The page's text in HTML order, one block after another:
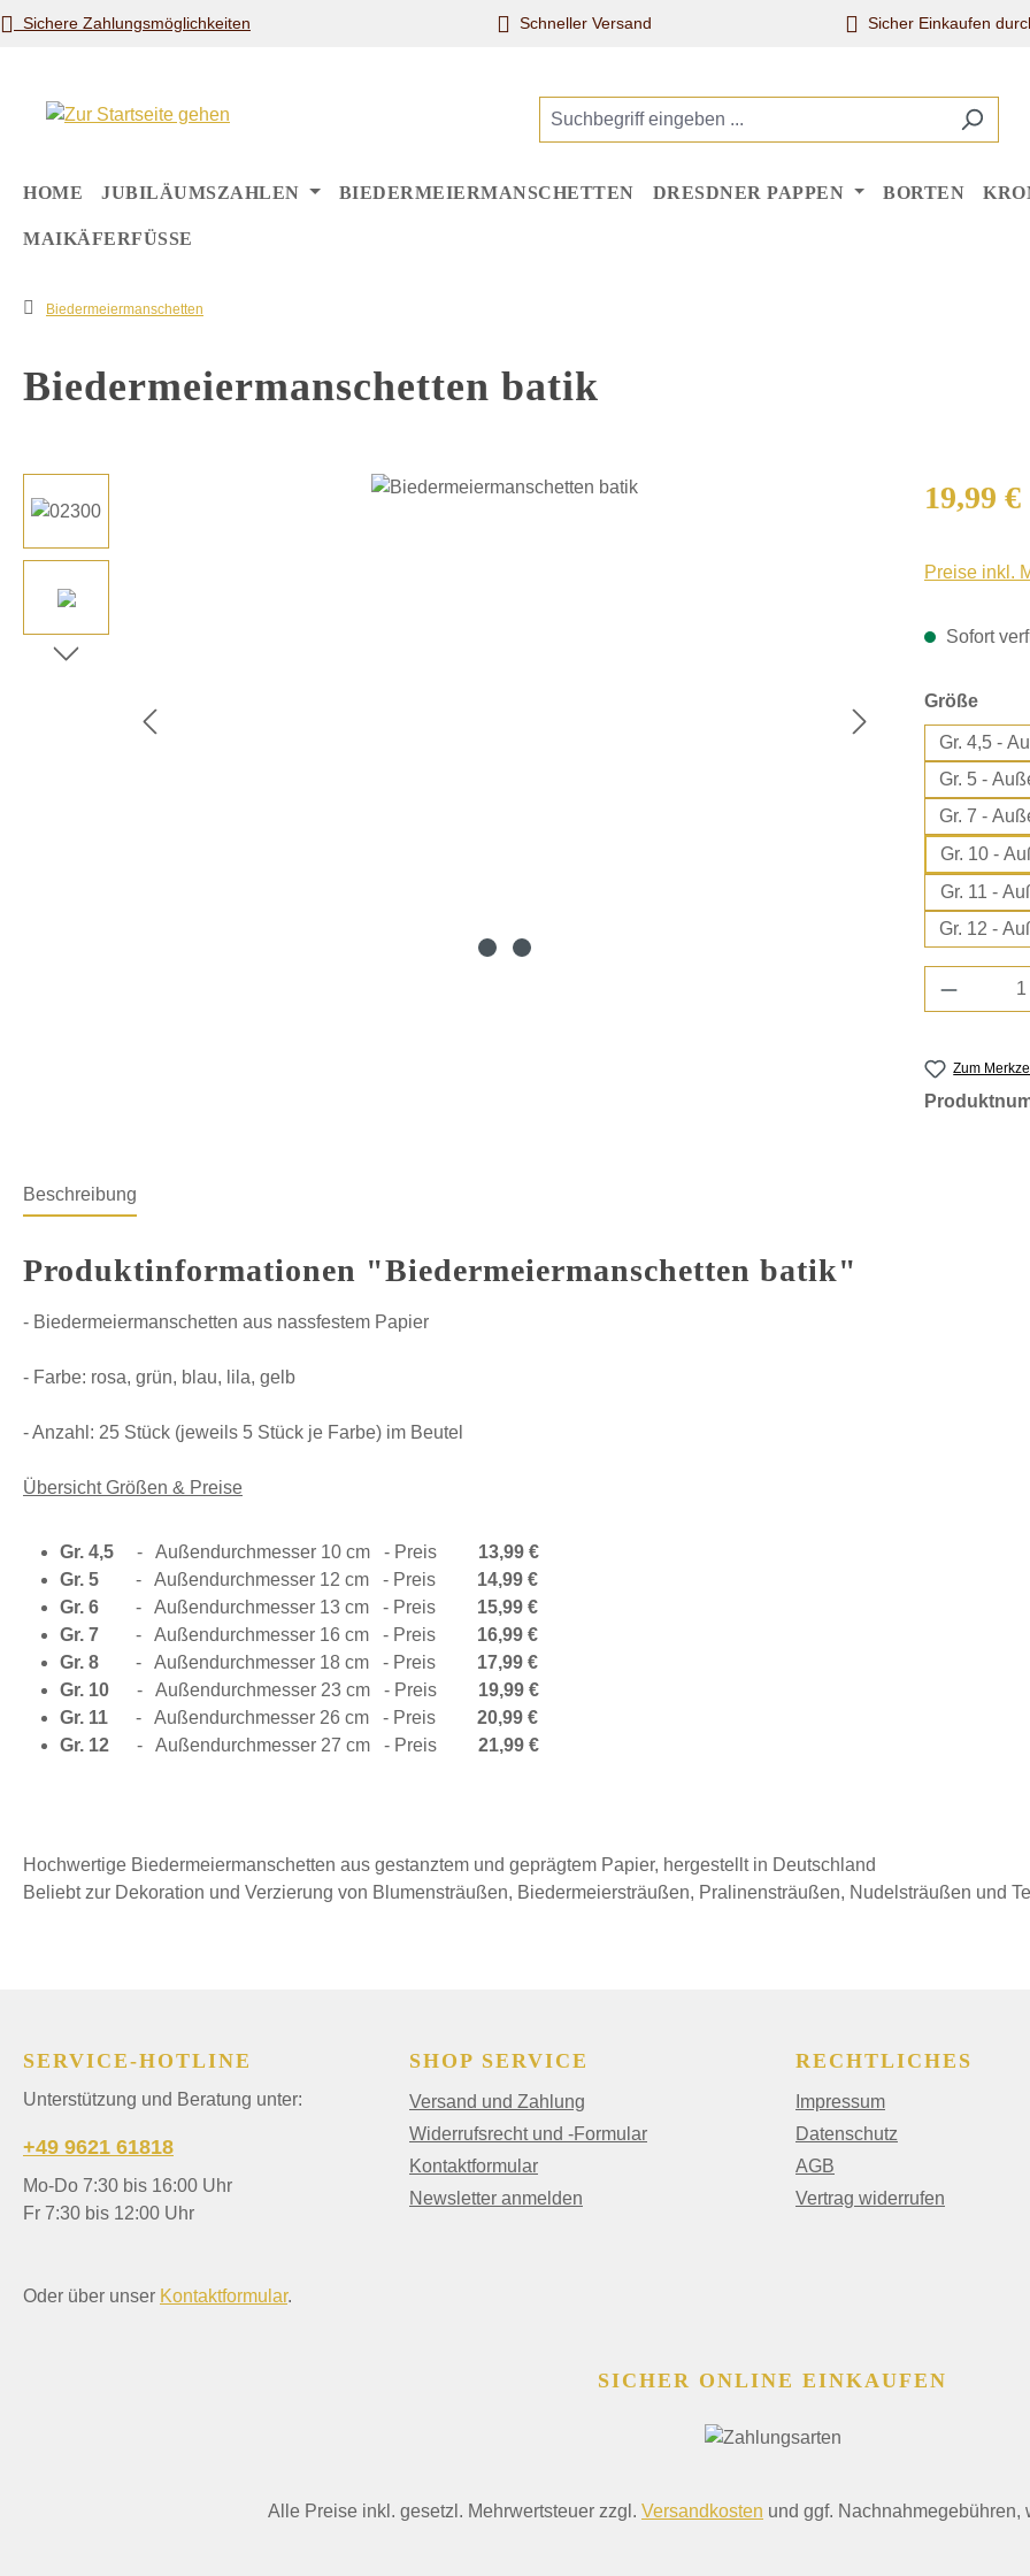
Hauptinhalt springen
Zur Suche springen
Zur Hauptnavigation springen
Sichere Zahlungsmöglichkeiten Schneller Versand Sicher Einkaufen
HOME JUBILÄUMSZAHLEN BIEDERMEIERMANSCHETTEN DRESDNER PAPPEN BORTEN
MAIKÄFERFÜSSE
Biedermeiermanschetten
Biedermeiermanschetten batik
Regulärer
19,99 €
Preise inkl.
Sofort
Größe
Gr.
Gr. 5
Gr. 7
Gr.
Gr.
Gr.
Zum
Beschreibung
Produktinformationen "Biedermeiermanschetten batik"
- Biedermeiermanschetten aus nassfestem Papier
- Farbe: rosa, grün, blau, lila, gelb
- Anzahl: 25 Stück (jeweils 5 Stück je Farbe) im Beutel
Übersicht Größen & Preise
Gr. 4,5 - Außendurchmesser 10 cm - Preis 13,99 €
Gr. 5
- Außendurchmesser 12 cm - Preis 14,99 €
Gr. 6
- Außendurchmesser 13 cm - Preis
15,99 €
Gr. 7
- Außendurchmesser 16 cm - Preis
16,99 €
Gr. 8
- Außendurchmesser 18 cm - Preis
17,99 €
Gr. 10
- Außendurchmesser 23 cm - Preis
19,99 €
Gr. 11
- Außendurchmesser 26 cm - Preis
20,99 €
Gr. 12
- Außendurchmesser 27 cm - Preis 21,99 €
Hochwertige Biedermeiermanschetten aus gestanztem und geprägtem Papier, hergestellt in Deutschland
Beliebt zur Dekoration und Verzierung von Blumensträußen, Biedermeiersträußen, Pralinensträußen, Nudelsträußen und
SERVICE-HOTLINE
Unterstützung und Beratung unter:
+49 9621 61818
Mo-Do 7:30 bis 16:00 Uhr
Fr 7:30 bis 12:00 Uhr
Oder über unser Kontaktformular.
SHOP SERVICE
Versand und Zahlung
Widerrufsrecht und -Formular
Kontaktformular
Newsletter anmelden
RECHTLICHES
Impressum
Datenschutz
AGB
Vertrag widerrufen
SICHER ONLINE EINKAUFEN
Alle Preise inkl. gesetzl. Mehrwertsteuer zzgl. Versandkosten und ggf.